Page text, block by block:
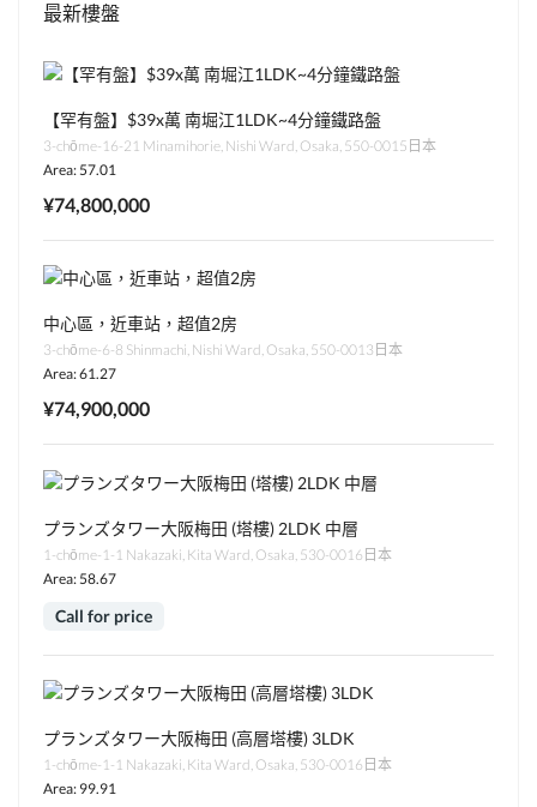
最新樓盤
【罕有盤】$39x萬 南堀江1LDK~4分鐘鐵路盤
3-chōme-16-21 Minamihorie, Nishi Ward, Osaka, 550-0015日本
Area: 57.01
¥74,800,000
中心區，近車站，超值2房
3-chōme-6-8 Shinmachi, Nishi Ward, Osaka, 550-0013日本
Area: 61.27
¥74,900,000
プランズタワー大阪梅田 (塔樓) 2LDK 中層
1-chōme-1-1 Nakazaki, Kita Ward, Osaka, 530-0016日本
Area: 58.67
Call for price
プランズタワー大阪梅田 (高層塔樓) 3LDK
1-chōme-1-1 Nakazaki, Kita Ward, Osaka, 530-0016日本
Area: 99.91